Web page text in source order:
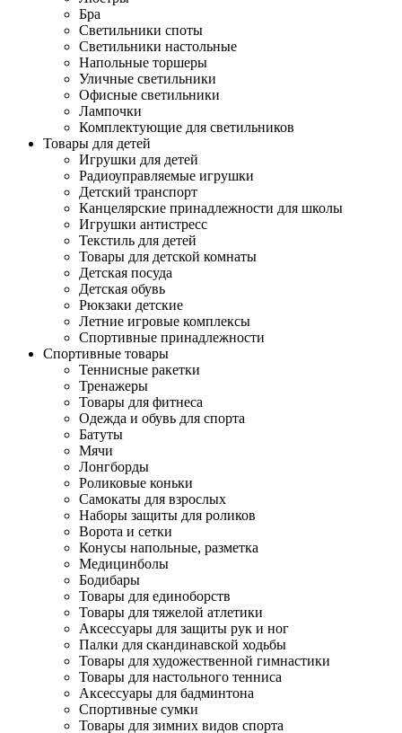
Бра
Светильники споты
Светильники настольные
Напольные торшеры
Уличные светильники
Офисные светильники
Лампочки
Комплектующие для светильников
Товары для детей
Игрушки для детей
Радиоуправляемые игрушки
Детский транспорт
Канцелярские принадлежности для школы
Игрушки антистресс
Текстиль для детей
Товары для детской комнаты
Детская посуда
Детская обувь
Рюкзаки детские
Летние игровые комплексы
Спортивные принадлежности
Спортивные товары
Теннисные ракетки
Тренажеры
Товары для фитнеса
Одежда и обувь для спорта
Батуты
Мячи
Лонгборды
Роликовые коньки
Самокаты для взрослых
Наборы защиты для роликов
Ворота и сетки
Конусы напольные, разметка
Медицинболы
Бодибары
Товары для единоборств
Товары для тяжелой атлетики
Аксессуары для защиты рук и ног
Палки для скандинавской ходьбы
Товары для художественной гимнастики
Товары для настольного тенниса
Аксессуары для бадминтона
Спортивные сумки
Товары для зимних видов спорта